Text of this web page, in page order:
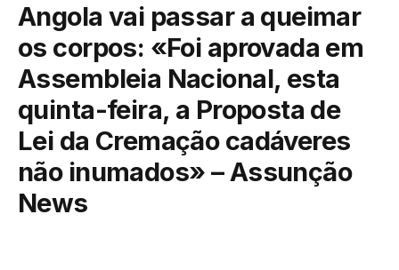
Angola vai passar a queimar
os corpos: «Foi aprovada em
Assembleia Nacional, esta
quinta-feira, a Proposta de
Lei da Cremação cadáveres
não inumados» – Assunção
News